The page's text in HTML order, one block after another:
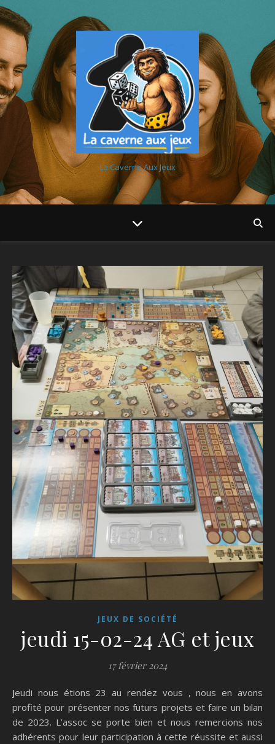
La Caverne Aux Jeux
JEUX DE SOCIÉTÉ
jeudi 15-02-24 AG et jeux
17 février 2024
Jeudi nous étions 23 au rendez vous , nous en avons
profité pour présenter nos futurs projets et faire un bilan
de 2023. L’assoc se porte bien et nous remercions nos
adhérents pour leur participation à cette réussite et aussi